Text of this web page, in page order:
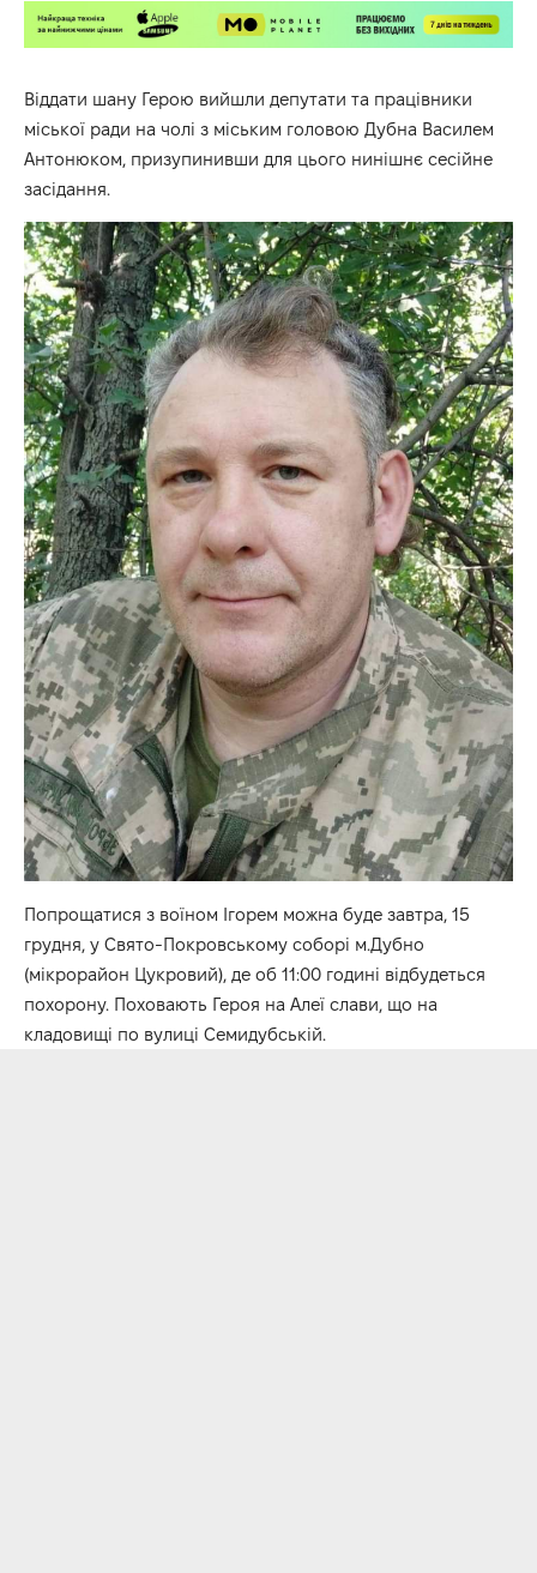
Віддати шану Герою вийшли депутати та працівники
міської ради на чолі з міським головою Дубна Василем
Антонюком, призупинивши для цього нинішнє сесійне
засідання.
Попрощатися з воїном Ігорем можна буде завтра, 15
грудня, у Свято-Покровському соборі м.Дубно
(мікрорайон Цукровий), де об 11:00 годині відбудеться
похорону. Поховають Героя на Алеї слави, що на
кладовищі по вулиці Семидубській.